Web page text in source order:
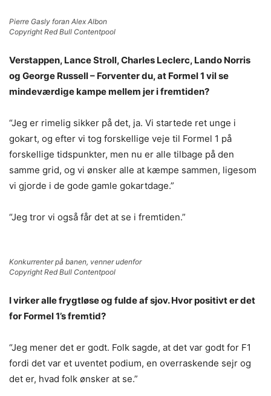
Pierre Gasly foran Alex Albon
Copyright Red Bull Contentpool
Verstappen, Lance Stroll, Charles Leclerc, Lando Norris
og George Russell – Forventer du, at Formel 1 vil se
mindeværdige kampe mellem jer i fremtiden?
“Jeg er rimelig sikker på det, ja. Vi startede ret unge i
gokart, og efter vi tog forskellige veje til Formel 1 på
forskellige tidspunkter, men nu er alle tilbage på den
samme grid, og vi ønsker alle at kæmpe sammen, ligesom
vi gjorde i de gode gamle gokartdage.”
“Jeg tror vi også får det at se i fremtiden.”
Konkurrenter på banen, venner udenfor
Copyright Red Bull Contentpool
I virker alle frygtløse og fulde af sjov. Hvor positivt er det
for Formel 1’s fremtid?
“Jeg mener det er godt. Folk sagde, at det var godt for F1
fordi det var et uventet podium, en overraskende sejr og
det er, hvad folk ønsker at se.”